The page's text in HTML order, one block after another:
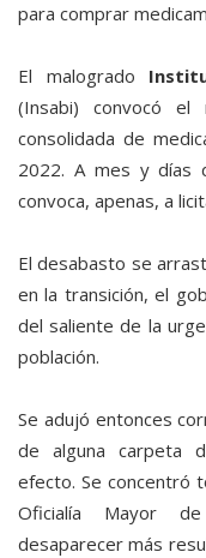
para comprar
El malogrado
(Insabi) convocó
consolidada de
2022. A mes y días
convoca, apenas, a
El desabasto se
en la transición, el
del saliente de la
población.
Se adujó entonces
de alguna carpeta
efecto. Se concentró
Oficialía Mayor
desaparecer más